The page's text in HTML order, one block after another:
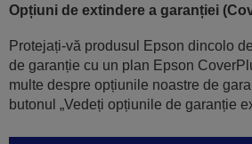
Opțiuni de extindere a garanției
Protejați-vă produsul Epson dincolo
de garanție cu un plan Epson
multe despre opțiunile noastre de
butonul „Vedeți opțiunile de garanție